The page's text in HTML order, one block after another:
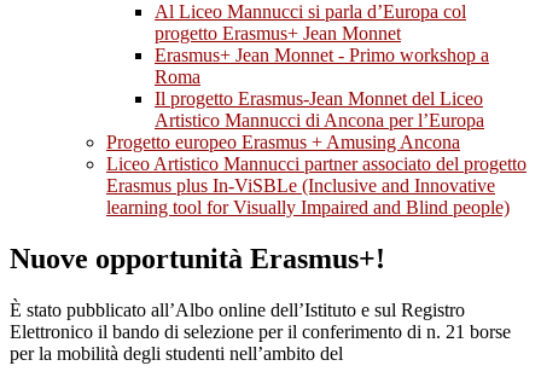
Al Liceo Mannucci si parla d’Europa col
progetto Erasmus+ Jean Monnet
Erasmus+ Jean Monnet - Primo workshop a
Roma
Il progetto Erasmus-Jean Monnet del Liceo
Artistico Mannucci di Ancona per l’Europa
Progetto europeo Erasmus + Amusing Ancona
Liceo Artistico Mannucci partner associato del progetto
Erasmus plus In-ViSBLe (Inclusive and Innovative
learning tool for Visually Impaired and Blind people)
Nuove opportunità Erasmus+!
È stato pubblicato all’Albo online dell’Istituto e sul Registro
Elettronico il bando di selezione per il conferimento di n. 21 borse
per la mobilità degli studenti nell’ambito del